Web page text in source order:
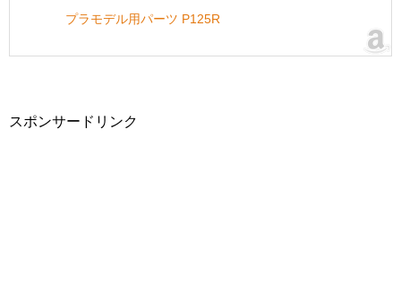
プラモデル用パーツ P125R
スポンサードリンク